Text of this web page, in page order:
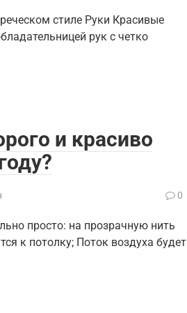
стиле Руки Красивые
рук с четко
и красиво
0
просто: на прозрачную нить
к потолку; Поток воздуха будет